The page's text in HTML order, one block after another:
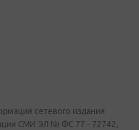
сетевого издания
СМИ ЭЛ № ФС 77 - 72742,